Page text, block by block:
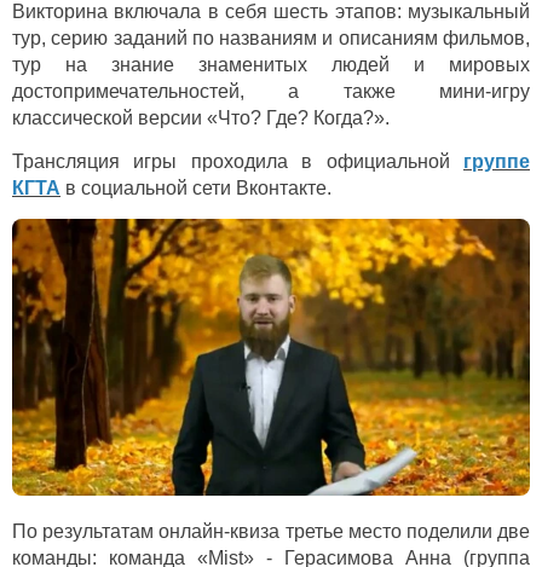
Викторина включала в себя шесть этапов: музыкальный
тур, серию заданий по названиям и описаниям фильмов,
тур на знание знаменитых людей и мировых
достопримечательностей, а также мини-игру
классической версии «Что? Где? Когда?».
Трансляция игры проходила в официальной группе
КГТА в социальной сети Вконтакте.
По результатам онлайн-квиза третье место поделили две
команды: команда «Mist» - Герасимова Анна (группа